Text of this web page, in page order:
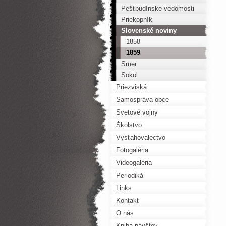
Pešťbudínske vedomosti
Priekopník
Slovenské noviny
1858
1859
Smer
Sokol
Priezviská
Samospráva obce
Svetové vojny
Školstvo
Vysťahovalectvo
Fotogaléria
Videogaléria
Periodiká
Links
Kontakt
O nás